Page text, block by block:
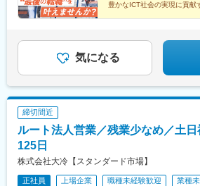
豊かなICT社会の実現に貢献
気になる
締切間近
ルート法人営業／残業少なめ／土日
125日
株式会社大冷【スタンダード市場】
正社員 上場企業 職種未経験歓迎 業種